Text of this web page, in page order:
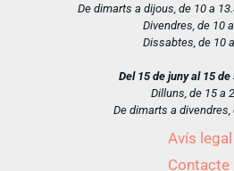
De dimarts a dijous, de 10 a
Divendres, de 10
Dissabtes, de 10
Del 15 de juny al 15
Dilluns, de 15 a
De dimarts a divendres,
Avís legal
Contacte